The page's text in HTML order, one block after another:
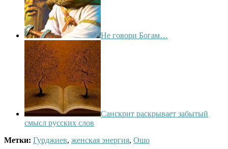
Не говори Богам…
Санскрит раскрывает забытый
смысл русских слов
Метки: Гурджиев, женская энергия, Ошо